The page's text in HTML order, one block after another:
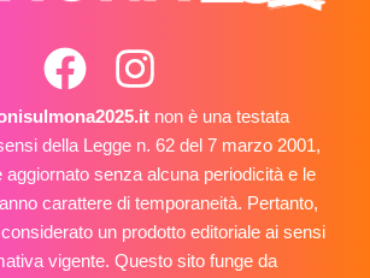
non è una testata
della Legge n. 62 del 7 marzo 2001,
aggiornato senza alcuna periodicità e le
carattere di temporaneità. Pertanto,
un prodotto editoriale ai sensi
vigente. Questo sito funge da